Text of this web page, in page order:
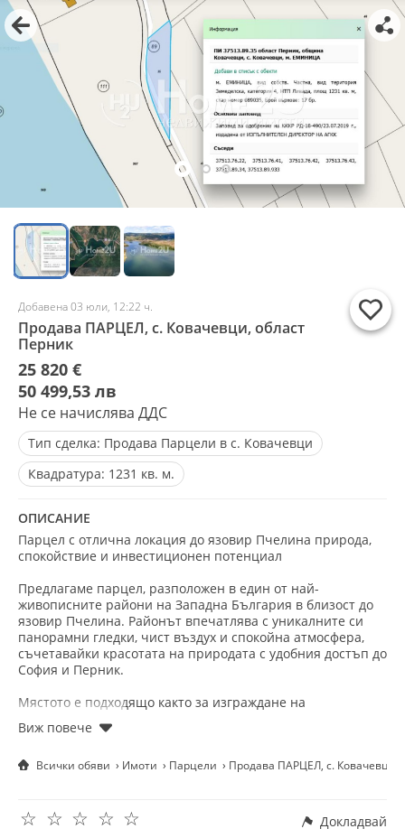
Добавена 03 юли, 12:22 ч.
Продава ПАРЦЕЛ, с. Ковачевци, област
Перник
25 820 €
50 499,53 лв
Не се начислява ДДС
Тип сделка: Продава Парцели в с. Ковачевци
Квадратура: 1231 кв. м.
ОПИСАНИЕ
Парцел с отлична локация до язовир Пчелина природа,
спокойствие и инвестиционен потенциал
Предлагаме парцел, разположен в един от най-
живописните райони на Западна България в близост до
язовир Пчелина. Районът впечатлява с уникалните си
панорамни гледки, чист въздух и спокойна атмосфера,
съчетавайки красотата на природата с удобния достъп до
София и Перник.
Мястото е подходящо както за изграждане на
инвестиционен проект. Язовир Пчелина е известен със
и фотография, а емблематичната църква Св. Йоан Летни ,
Всички обяви Имоти Парцели Продава ПАРЦЕЛ, с.
☆
☆
☆
☆
☆ Докладвай